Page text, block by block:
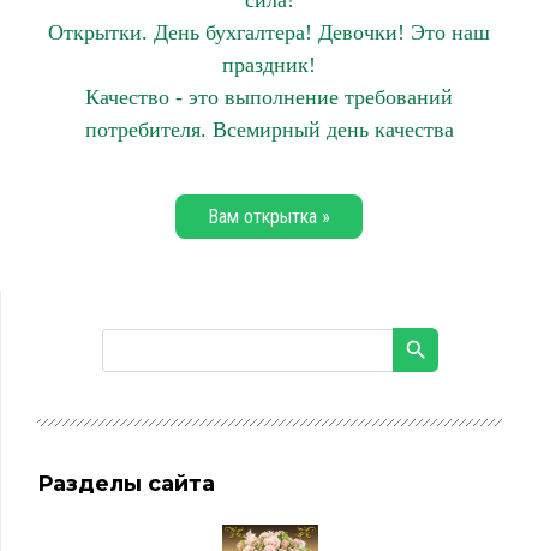
Открытки. День бухгалтера! Девочки! Это наш
праздник!
Качество - это выполнение требований
потребителя. Всемирный день качества
Вам открытка »
Разделы сайта